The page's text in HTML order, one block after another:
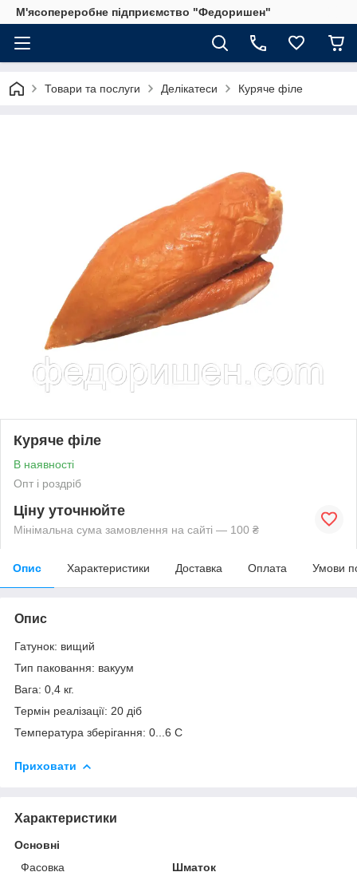
М'ясопереробне підприємство "Федоришен"
Товари та послуги Делікатеси Куряче філе
Куряче філе
В наявності
Опт і роздріб
Ціну уточнюйте
Мінімальна сума замовлення на сайті — 100 ₴
Опис Характеристики Доставка Оплата Умови
Опис
Гатунок: вищий
Тип паковання: вакуум
Вага: 0,4 кг.
Термін реалізації: 20 діб
Температура зберігання: 0...6 С
Приховати
Характеристики
Основні
Фасовка
Шматок